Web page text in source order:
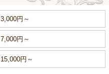
3,000円～
7,000円～
15,000円～